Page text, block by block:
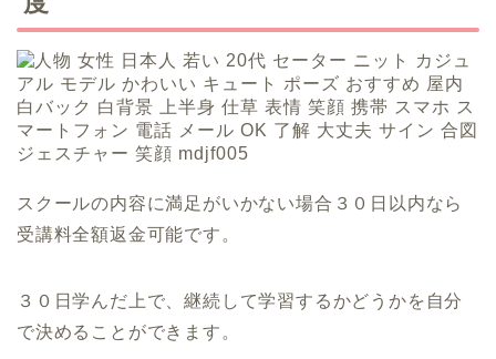
スクールの内容に満足がいかない場合３０日以内なら
受講料全額返金可能です。
３０日学んだ上で、継続して学習するかどうかを自分
で決めることができます。